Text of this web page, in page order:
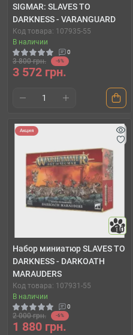
SIGMAR: SLAVES TO
DARKNESS - VARANGUARD
Код товара: 107935-55
В наличии
0
3 800 грн. -6%
3 572 грн.
Акция
10
Набор миниатюр SLAVES TO
DARKNESS - DARKOATH
MARAUDERS
Код товара: 107931-55
В наличии
0
2 000 грн. -6%
1 880 грн.